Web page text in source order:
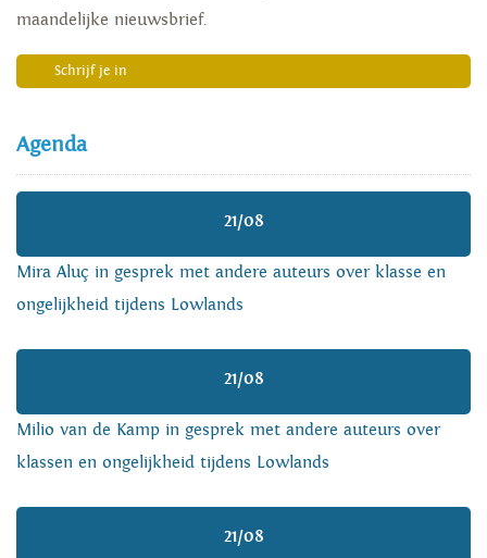
maandelijke nieuwsbrief.
Schrijf je in
Agenda
21/08
Mira Aluç in gesprek met andere auteurs over klasse en
ongelijkheid tijdens Lowlands
21/08
Milio van de Kamp in gesprek met andere auteurs over
klassen en ongelijkheid tijdens Lowlands
21/08